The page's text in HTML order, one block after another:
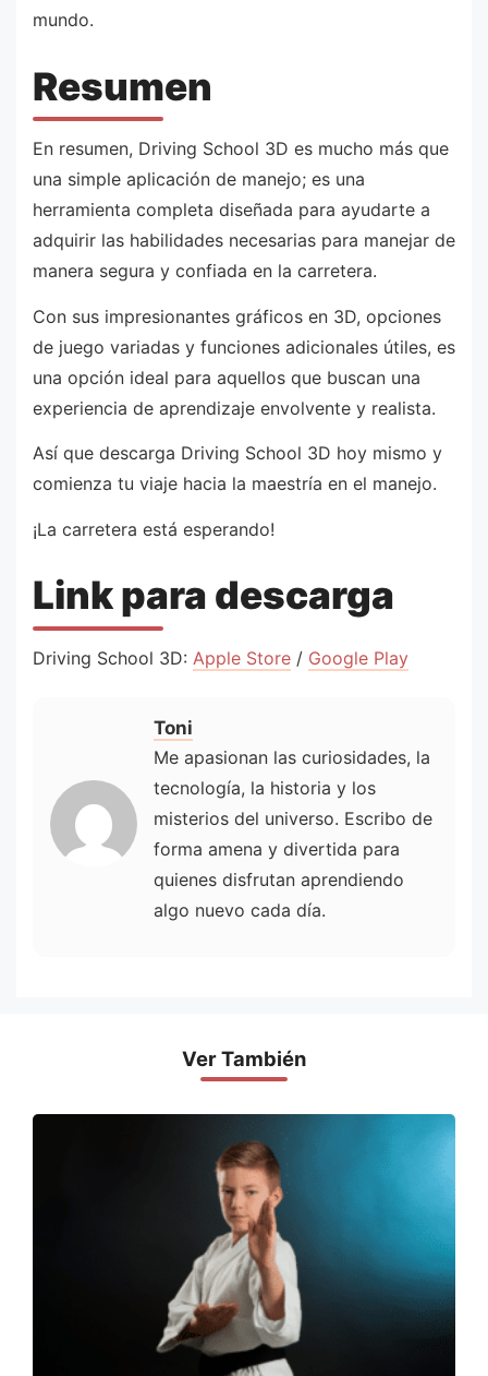
mundo.
Resumen
En resumen, Driving School 3D es mucho más que
una simple aplicación de manejo; es una
herramienta completa diseñada para ayudarte a
adquirir las habilidades necesarias para manejar de
manera segura y confiada en la carretera.
Con sus impresionantes gráficos en 3D, opciones
de juego variadas y funciones adicionales útiles, es
una opción ideal para aquellos que buscan una
experiencia de aprendizaje envolvente y realista.
Así que descarga Driving School 3D hoy mismo y
comienza tu viaje hacia la maestría en el manejo.
¡La carretera está esperando!
Link para descarga
Driving School 3D: Apple Store / Google Play
Toni
Me apasionan las curiosidades, la
tecnología, la historia y los
misterios del universo. Escribo de
forma amena y divertida para
quienes disfrutan aprendiendo
algo nuevo cada día.
Ver También